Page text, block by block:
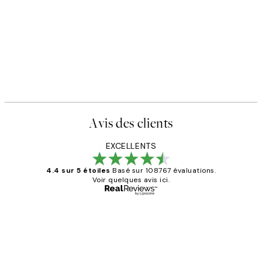
Avis des clients
EXCELLENTS
4.4 sur 5 étoiles Basé sur 108767 évaluations.
Voir quelques avis ici.